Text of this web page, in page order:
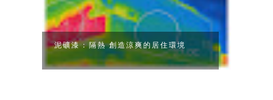
泥礦漆 : 隔熱 創造涼爽的居住環境